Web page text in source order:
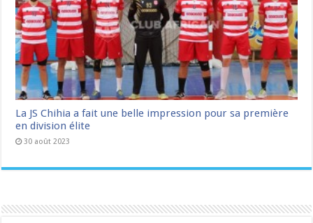
La JS Chihia a fait une belle impression pour sa première
en division élite
30 août 2023